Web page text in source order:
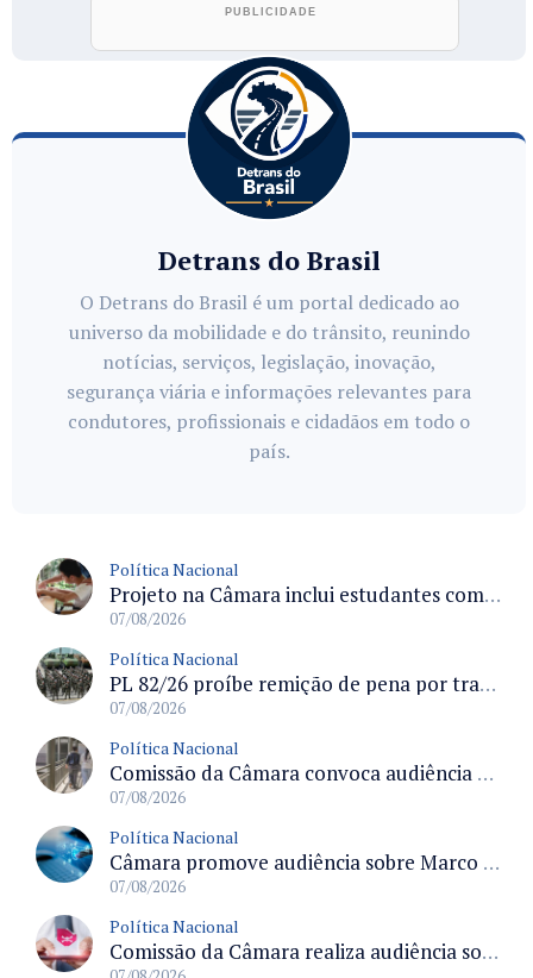
Detrans do Brasil
O Detrans do Brasil é um portal dedicado ao
universo da mobilidade e do trânsito, reunindo
notícias, serviços, legislação, inovação,
segurança viária e informações relevantes para
condutores, profissionais e cidadãos em todo o
país.
Política Nacional
Projeto na Câmara inclui estudantes com deficiência no regime escolar especial da LDB e estabelece critérios para frequência
07/08/2026
Política Nacional
PL 82/26 proíbe remição de pena por trabalho em funções militares para condenados por crimes contra o Estado Democrático de Direito
07/08/2026
Política Nacional
Comissão da Câmara convoca audiência para discutir misoginia nas escolas e universidades após divulgação de listas misóginas
07/08/2026
Política Nacional
Câmara promove audiência sobre Marco de Fomento à Economia Digital e impactos da inteligência artificial
07/08/2026
Política Nacional
Comissão da Câmara realiza audiência sobre apostas online para medir o tamanho do mercado ilegal